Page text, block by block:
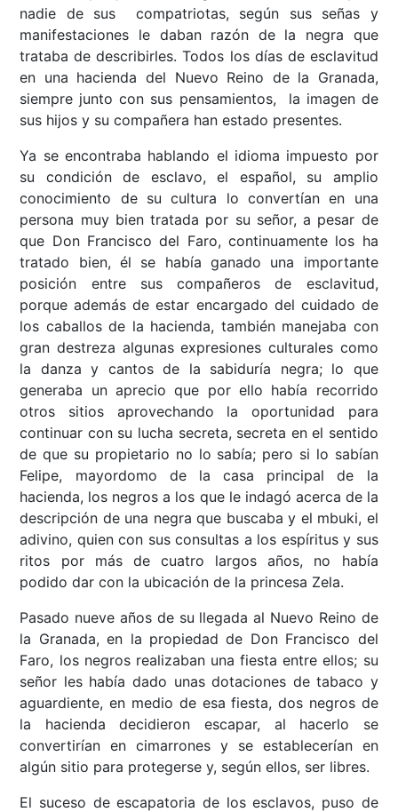
nadie de sus compatriotas, según sus señas y
manifestaciones le daban razón de la negra que
trataba de describirles. Todos los días de esclavitud
en una hacienda del Nuevo Reino de la Granada,
siempre junto con sus pensamientos, la imagen de
sus hijos y su compañera han estado presentes.
Ya se encontraba hablando el idioma impuesto por
su condición de esclavo, el español, su amplio
conocimiento de su cultura lo convertían en una
persona muy bien tratada por su señor, a pesar de
que Don Francisco del Faro, continuamente los ha
tratado bien, él se había ganado una importante
posición entre sus compañeros de esclavitud,
porque además de estar encargado del cuidado de
los caballos de la hacienda, también manejaba con
gran destreza algunas expresiones culturales como
la danza y cantos de la sabiduría negra; lo que
generaba un aprecio que por ello había recorrido
otros sitios aprovechando la oportunidad para
continuar con su lucha secreta, secreta en el sentido
de que su propietario no lo sabía; pero si lo sabían
Felipe, mayordomo de la casa principal de la
hacienda, los negros a los que le indagó acerca de la
descripción de una negra que buscaba y el mbuki, el
adivino, quien con sus consultas a los espíritus y sus
ritos por más de cuatro largos años, no había
podido dar con la ubicación de la princesa Zela.
Pasado nueve años de su llegada al Nuevo Reino de
la Granada, en la propiedad de Don Francisco del
Faro, los negros realizaban una fiesta entre ellos; su
señor les había dado unas dotaciones de tabaco y
aguardiente, en medio de esa fiesta, dos negros de
la hacienda decidieron escapar, al hacerlo se
convertirían en cimarrones y se establecerían en
algún sitio para protegerse y, según ellos, ser libres.
El suceso de escapatoria de los esclavos, puso de